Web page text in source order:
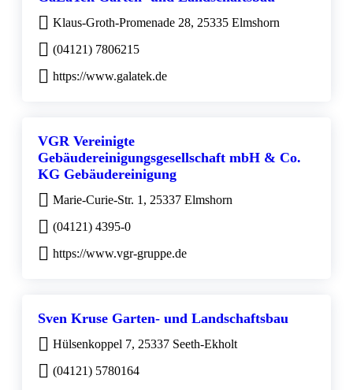
Klaus-Groth-Promenade 28, 25335 Elmshorn
(04121) 7806215
https://www.galatek.de
VGR Vereinigte
Gebäudereinigungsgesellschaft mbH & Co.
KG Gebäudereinigung
Marie-Curie-Str. 1, 25337 Elmshorn
(04121) 4395-0
https://www.vgr-gruppe.de
Sven Kruse Garten- und Landschaftsbau
Hülsenkoppel 7, 25337 Seeth-Ekholt
(04121) 5780164